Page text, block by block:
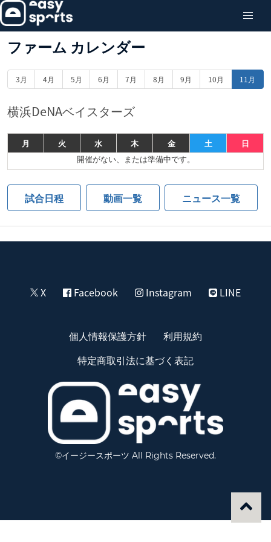
ファーム カレンダー
3月 4月 5月 6月 7月 8月 9月 10月 11月
横浜DeNAベイスターズ
月 火 水 木 金 土
日
開催がない、または準備中です。
試合日程 動画一覧 ニュース一覧
X Facebook Instagram LINE
個人情報保護方針
利用規約
特定商取引法に基づく表記
©イージースポーツ All Rights Reserved.